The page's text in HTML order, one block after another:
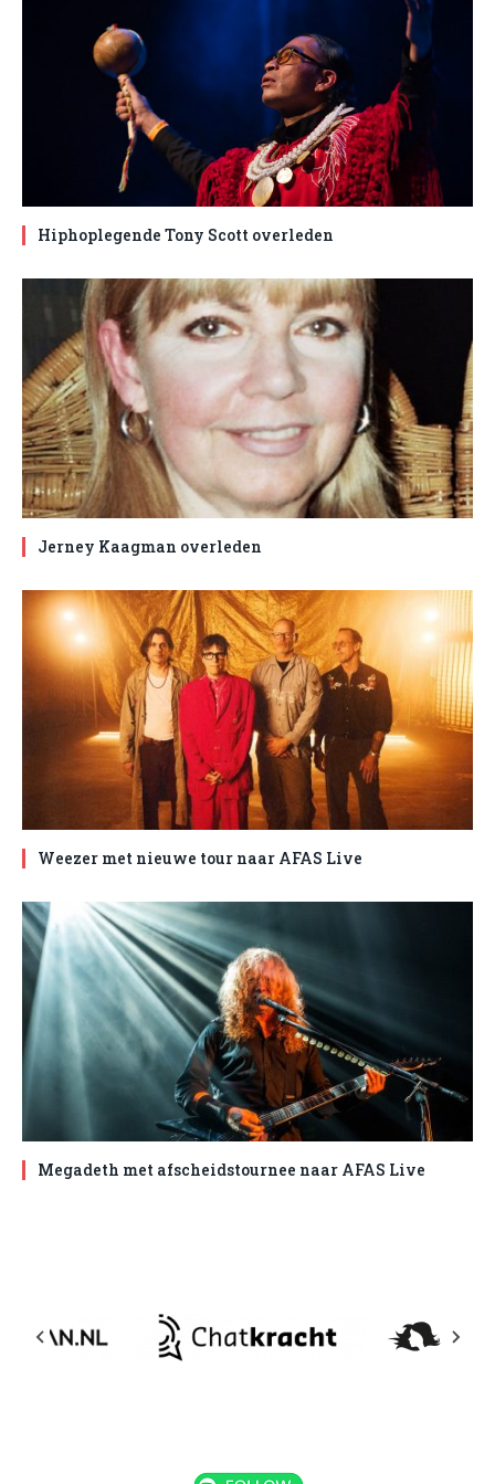
Hiphoplegende Tony Scott overleden
Jerney Kaagman overleden
Weezer met nieuwe tour naar AFAS Live
Megadeth met afscheidstournee naar AFAS Live